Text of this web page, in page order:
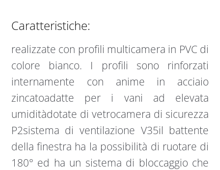
Caratteristiche:
realizzate con profili multicamera in PVC di
colore bianco. I profili sono rinforzati
internamente con anime in acciaio
zincatoadatte per i vani ad elevata
umiditàdotate di vetrocamera di sicurezza
P2sistema di ventilazione V35il battente
della finestra ha la possibilità di ruotare di
180° ed ha un sistema di bloccaggio che